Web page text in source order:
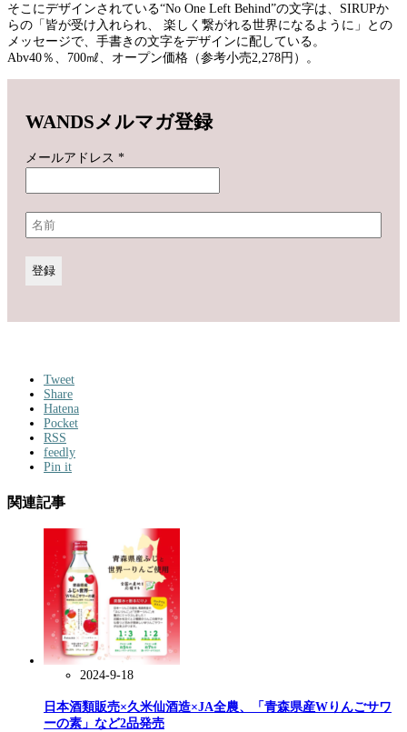
そこにデザインされている“No One Left Behind”の文字は、SIRUPか
らの「皆が受け入れられ、 楽しく繋がれる世界になるように」との
メッセージで、手書きの文字をデザインに配している。
Abv40％、700㎖、オープン価格（参考小売2,278円）。
WANDSメルマガ登録
メールアドレス *
Tweet
Share
Hatena
Pocket
RSS
feedly
Pin it
関連記事
2024-9-18
日本酒類販売×久米仙酒造×JA全農、「青森県産Wりんごサワ
ーの素」など2品発売